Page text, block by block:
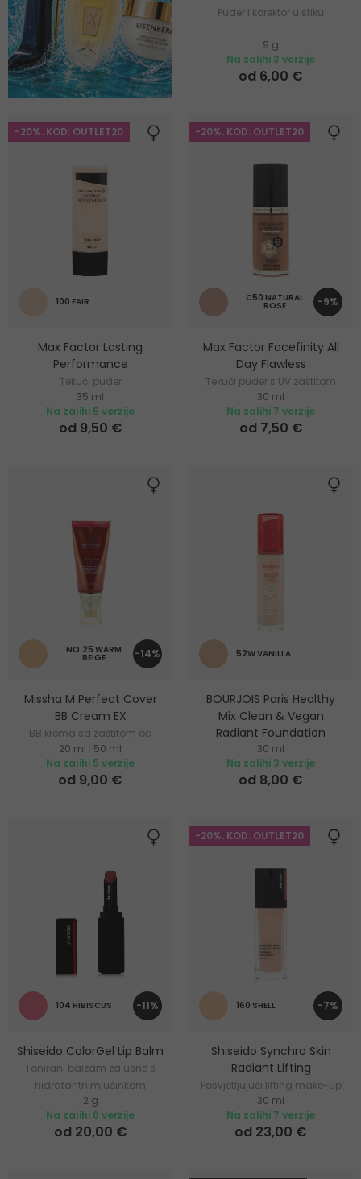
Puder i korektor u stiku
9 g
Na zalihi 3 verzije
od 6,00 €
-20%. KOD: OUTLET20
100 FAIR
Max Factor Lasting
Performance
Tekući puder
35 ml
Na zalihi 5 verzije
od 9,50 €
-20%. KOD: OUTLET20
-9%
C50 NATURAL
ROSE
Max Factor Facefinity All
Day Flawless
Tekući puder s UV zaštitom
30 ml
Na zalihi 7 verzije
od 7,50 €
-14%
NO.25 WARM
BEIGE
Missha M Perfect Cover
BB Cream EX
BB krema sa zaštitom od
sunca
20 ml
50 ml
Na zalihi 5 verzije
od 9,00 €
52W VANILLA
BOURJOIS Paris Healthy
Mix Clean & Vegan
Radiant Foundation
Hidratantni i posvjetljujući
puder
30 ml
Na zalihi 3 verzije
od 8,00 €
-11%
104 HIBISCUS
Shiseido ColorGel Lip Balm
Tonirani balzam za usne s
hidratantnim učinkom
2 g
Na zalihi 6 verzije
od 20,00 €
-20%. KOD: OUTLET20
-7%
160 SHELL
Shiseido Synchro Skin
Radiant Lifting
Posvjetljujući lifting make-up
30 ml
Na zalihi 7 verzije
od 23,00 €